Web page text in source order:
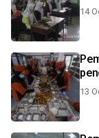
14
13